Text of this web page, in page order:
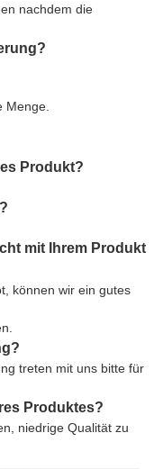
nachdem die
Menge.
Produkt?
mit Ihrem Produkt
können wir ein gutes
treten mit uns bitte für
Produktes?
niedrige Qualität zu